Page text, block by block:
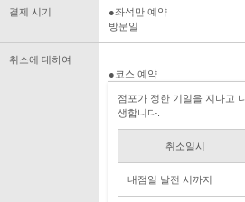
결제 시기
●좌석만 예약
방문일
취소에 대하여
●코스 예약
점포가 정한 기일을 지나고
생합니다.
취소일시
내점일 날전 시까지